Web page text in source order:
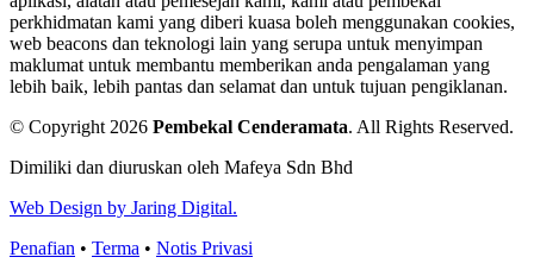
perkhidmatan kami yang diberi kuasa boleh menggunakan cookies,
web beacons dan teknologi lain yang serupa untuk menyimpan
maklumat untuk membantu memberikan anda pengalaman yang
lebih baik, lebih pantas dan selamat dan untuk tujuan pengiklanan.
© Copyright 2026 Pembekal Cenderamata. All Rights Reserved.
Dimiliki dan diuruskan oleh Mafeya Sdn Bhd
Web Design by Jaring Digital.
Penafian • Terma • Notis Privasi